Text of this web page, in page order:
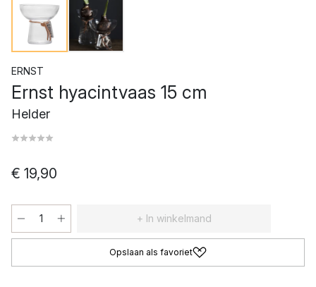
ERNST
Ernst hyacintvaas 15 cm
Helder
€ 19,90
+ In winkelmand
Opslaan als favoriet